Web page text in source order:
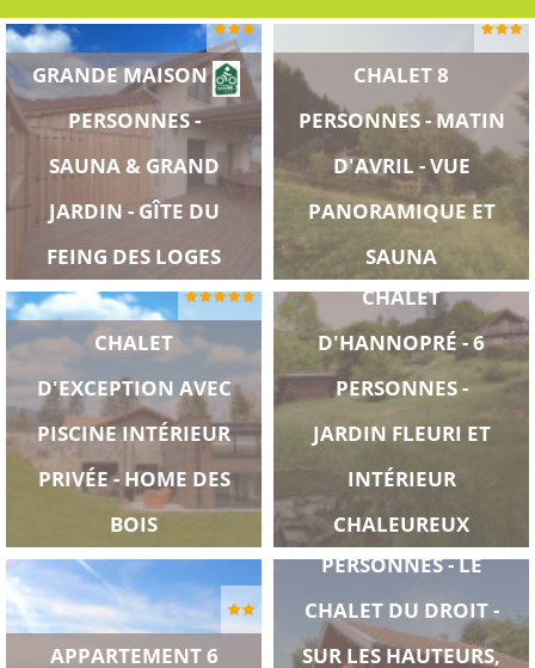
GRANDE MAISON 10
PERSONNES -
SAUNA & GRAND
JARDIN - GÎTE DU
FEING DES LOGES
CHALET 8
PERSONNES - MATIN
D'AVRIL - VUE
PANORAMIQUE ET
SAUNA
CHALET
D'EXCEPTION AVEC
PISCINE INTÉRIEUR
PRIVÉE - HOME DES
BOIS
CHALET
D'HANNOPRÉ - 6
PERSONNES -
JARDIN FLEURI ET
INTÉRIEUR
CHALEUREUX
APPARTEMENT 6
CHALET 6
PERSONNES - LE
CHALET DU DROIT -
SUR LES HAUTEURS,